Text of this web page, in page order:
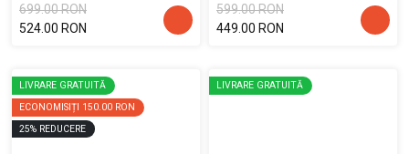
699.00 RON
524.00 RON
599.00 RON
449.00 RON
LIVRARE GRATUITĂ
ECONOMISIȚI 150.00 RON
25% REDUCERE
LIVRARE GRATUITĂ